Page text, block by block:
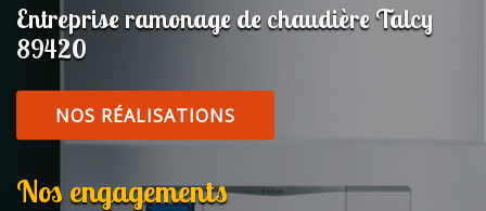
Entreprise ramonage de chaudière Talcy
89420
NOS RÉALISATIONS
Nos engagements